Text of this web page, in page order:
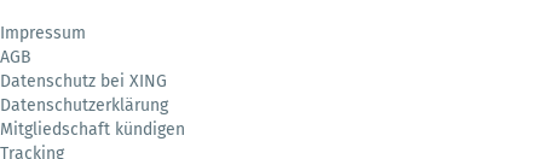
Impressum
AGB
Datenschutz bei XING
Datenschutzerklärung
Mitgliedschaft kündigen
Tracking